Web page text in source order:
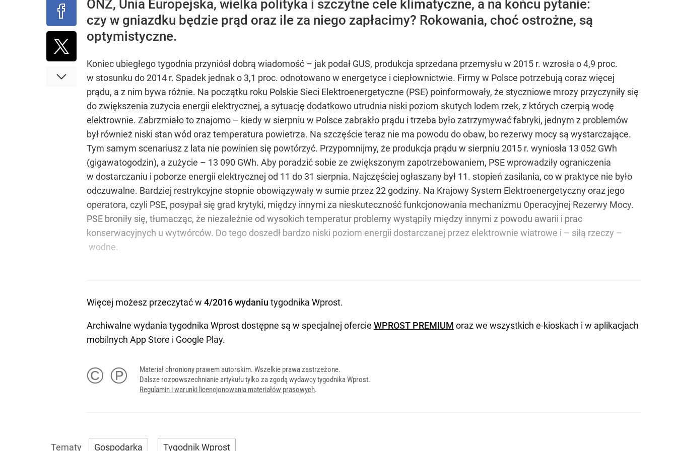
ONZ, Unia Europejska, wielka polityka i szczytne cele klimatyczne, a na końcu pytanie:
czy w gniazdku będzie prąd oraz ile za niego zapłacimy? Rokowania, choć ostrożne, są
optymistyczne.
Koniec ubiegłego tygodnia przyniósł dobrą wiadomość – jak podał GUS, produkcja sprzedana przemysłu w 2015 r. wzrosła o 4,9 proc.
w stosunku do 2014 r. Spadek jednak o 3,1 proc. odnotowano w energetyce i ciepłownictwie. Firmy w Polsce potrzebują coraz więcej
prądu, a z nim bywa różnie. Na początku roku Polskie Sieci Elektroenergetyczne (PSE) poinformowały, że styczniowe mrozy przyczyniły się
do zwiększenia zużycia energii elektrycznej, a sytuację dodatkowo utrudnia niski poziom skutych lodem rzek, z których czerpią wodę
elektrownie. Zabrzmiało to znajomo – kiedy w sierpniu w Polsce zabrakło prądu i trzeba było zatrzymywać fabryki, jednym z problemów
był również niski stan wód oraz temperatura powietrza. Na szczęście teraz nie ma powodu do obaw, bo rezerwy mocy są wystarczające.
Tym samym scenariusz z lata nie powinien się powtórzyć. Przypomnijmy, że produkcja prądu w sierpniu 2015 r. wyniosła 13 052 GWh
(gigawatogodzin), a zużycie – 13 090 GWh. Aby poradzić sobie ze zwiększonym zapotrzebowaniem, PSE wprowadziły ograniczenia
w dostarczaniu i poborze energii elektrycznej od 11 do 31 sierpnia. Najczęściej ogłaszany był 11. stopień zasilania, co w praktyce nie było
odczuwalne. Bardziej restrykcyjne stopnie obowiązywały w sumie przez 22 godziny. Na Krajowy System Elektroenergetyczny oraz jego
operatora, czyli PSE, posypał się grad krytyki, między innymi za nieskuteczność funkcjonowania mechanizmu Operacyjnej Rezerwy Mocy.
PSE broniły się, tłumacząc, że niezależnie od wysokich temperatur problemy wystąpiły między innymi z powodu awarii i prac
konserwacyjnych u wytwórców. Do tego doszedł bardzo niski poziom energii dostarczanej przez elektrownie wiatrowe i – siłą rzeczy –
wodne.
Więcej możesz przeczytać w 4/2016 wydaniu tygodnika Wprost.
Archiwalne wydania tygodnika Wprost dostępne są w specjalnej ofercie WPROST PREMIUM oraz we wszystkich e-kioskach i w aplikacjach
mobilnych App Store i Google Play.
© ℗
Materiał chroniony prawem autorskim. Wszelkie prawa zastrzeżone.
Dalsze rozpowszechnianie artykułu tylko za zgodą wydawcy tygodnika Wprost.
Regulamin i warunki licencjonowania materiałów prasowych.
Gospodarka Tygodnik Wprost